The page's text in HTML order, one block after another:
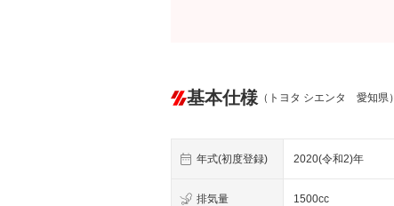
基本仕様 （トヨタ シエンタ 愛知県）
年式(初度登録) 2020(令和2)年
排気量 1500cc